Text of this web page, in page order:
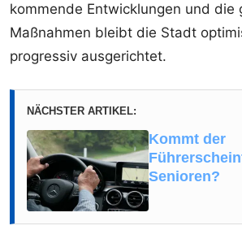
kommende Entwicklungen und die
Maßnahmen bleibt die Stadt
progressiv ausgerichtet.
NÄCHSTER ARTIKEL:
Kommt der
Senioren?